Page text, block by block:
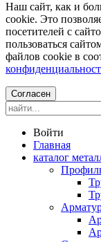
Наш сайт, как и
cookie. Это
посетителей с
пользоваться
файлов cookie в
Согласен
Войти
Главная
каталог